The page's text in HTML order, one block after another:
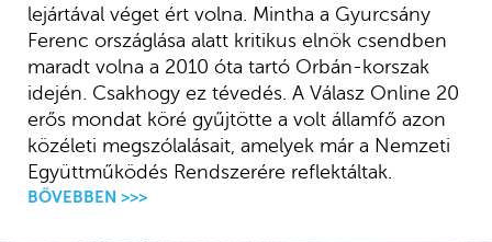
lejártával véget ért volna. Mintha a Gyurcsány
Ferenc országlása alatt kritikus elnök csendben
maradt volna a 2010 óta tartó Orbán-korszak
idején. Csakhogy ez tévedés. A Válasz Online 20
erős mondat köré gyűjtötte a volt államfő azon
közéleti megszólalásait, amelyek már a Nemzeti
Együttműködés Rendszerére reflektáltak.
BŐVEBBEN >>>